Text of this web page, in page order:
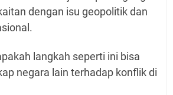
dengan isu geopolitik dan
langkah seperti ini bisa
negara lain terhadap konflik di